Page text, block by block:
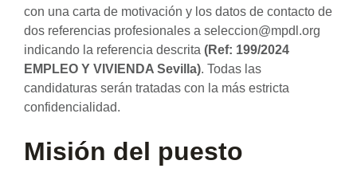
con una carta de motivación y los datos de contacto de
dos referencias profesionales a seleccion@mpdl.org
indicando la referencia descrita (Ref: 199/2024
EMPLEO Y VIVIENDA Sevilla). Todas las
candidaturas serán tratadas con la más estricta
confidencialidad.
Misión del puesto